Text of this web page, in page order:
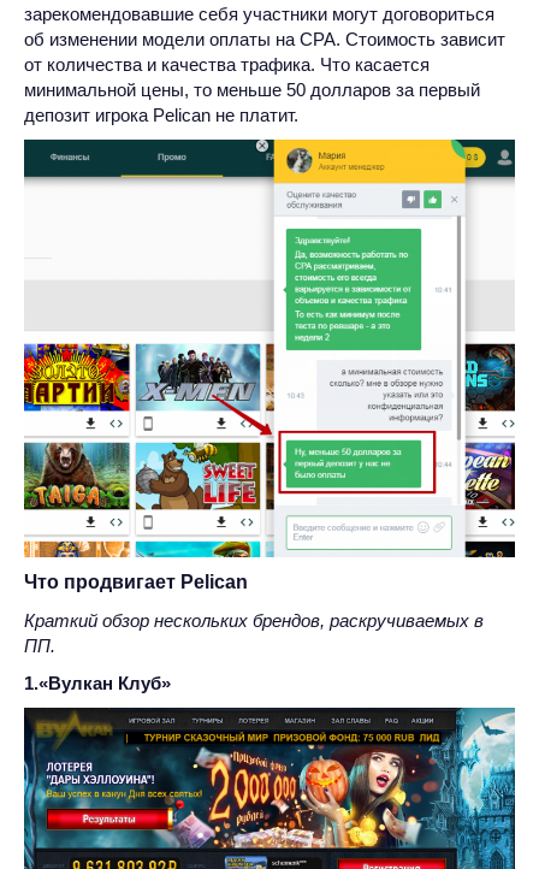
зарекомендовавшие себя участники могут договориться
об изменении модели оплаты на CPA. Стоимость зависит
от количества и качества трафика. Что касается
минимальной цены, то меньше 50 долларов за первый
депозит игрока Pelican не платит.
Что продвигает Pelican
Краткий обзор нескольких брендов, раскручиваемых в
ПП.
1.«Вулкан Клуб»